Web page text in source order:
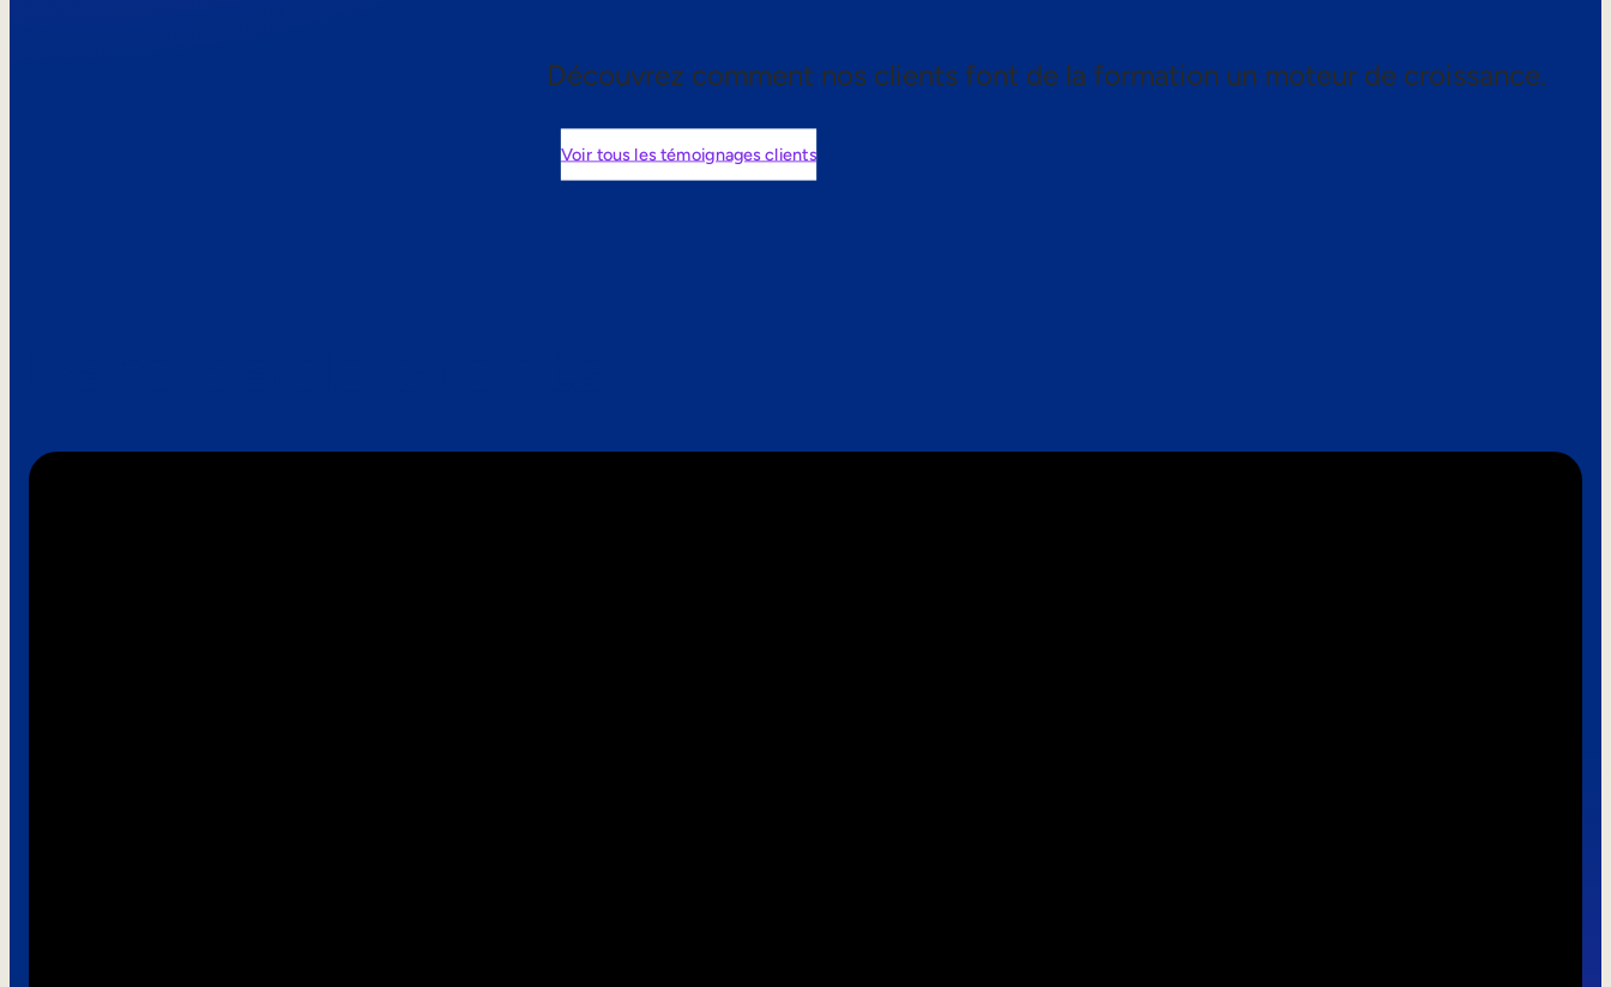
Découvrez comment nos clients font de la formation un moteur de croissance.
Voir tous les témoignages clients